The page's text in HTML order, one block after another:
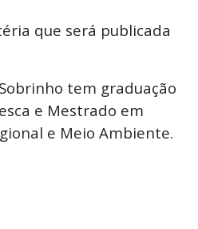
que será publicada
tem graduação
e Mestrado em
e Meio Ambiente.